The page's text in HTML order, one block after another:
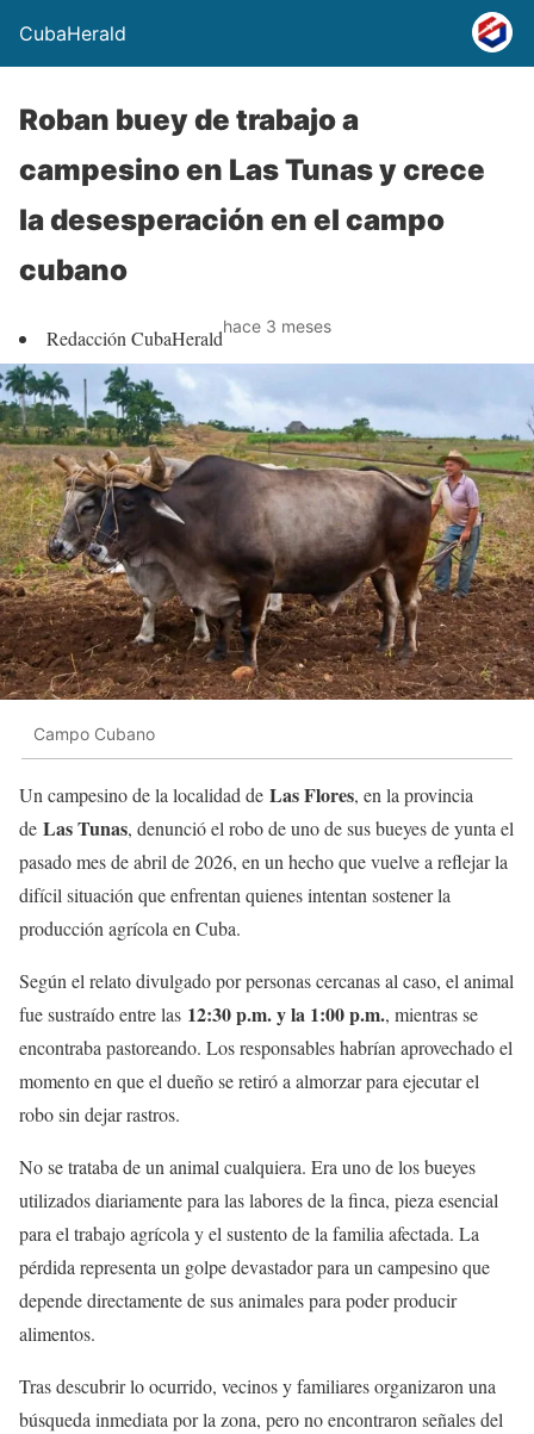
CubaHerald
Roban buey de trabajo a
campesino en Las Tunas y crece
la desesperación en el campo
cubano
Redacción CubaHeraldhace 3 meses
Campo Cubano
Un campesino de la localidad de Las Flores, en la provincia
de Las Tunas, denunció el robo de uno de sus bueyes de yunta el
pasado mes de abril de 2026, en un hecho que vuelve a reflejar la
difícil situación que enfrentan quienes intentan sostener la
producción agrícola en Cuba.
Según el relato divulgado por personas cercanas al caso, el animal
fue sustraído entre las 12:30 p.m. y la 1:00 p.m., mientras se
encontraba pastoreando. Los responsables habrían aprovechado el
momento en que el dueño se retiró a almorzar para ejecutar el
robo sin dejar rastros.
No se trataba de un animal cualquiera. Era uno de los bueyes
utilizados diariamente para las labores de la finca, pieza esencial
para el trabajo agrícola y el sustento de la familia afectada. La
pérdida representa un golpe devastador para un campesino que
depende directamente de sus animales para poder producir
alimentos.
Tras descubrir lo ocurrido, vecinos y familiares organizaron una
búsqueda inmediata por la zona, pero no encontraron señales del